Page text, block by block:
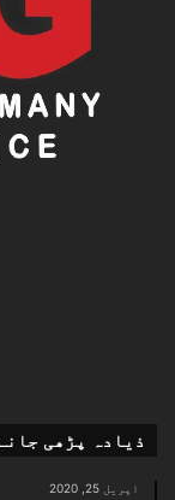
ذیادہ پڑھی
اپریل 25, 2020